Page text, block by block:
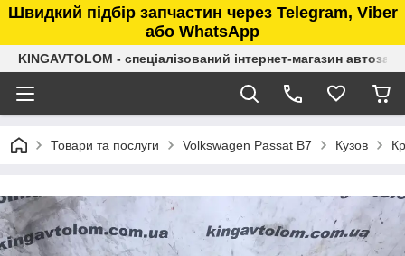
Швидкий підбір запчастин через Telegram, Viber
або WhatsApp
KINGAVTOLOM - спеціалізований інтернет-магазин
Товари та послуги Volkswagen Passat B7 Кузов